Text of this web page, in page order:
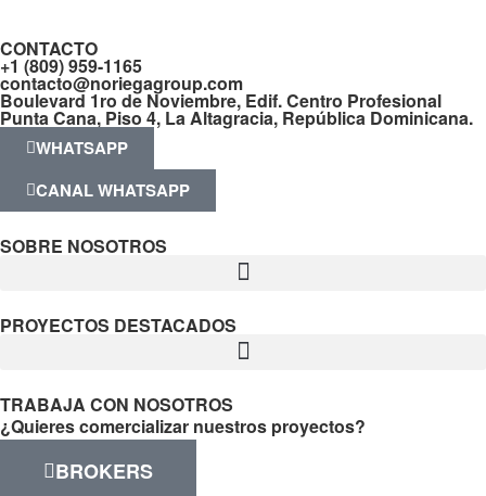
CONTACTO
+1 (809) 959-1165
contacto@noriegagroup.com
Boulevard 1ro de Noviembre, Edif. Centro Profesional
Punta Cana, Piso 4, La Altagracia, República Dominicana.
WHATSAPP
CANAL WHATSAPP
SOBRE NOSOTROS
PROYECTOS DESTACADOS
TRABAJA CON NOSOTROS
¿Quieres comercializar nuestros proyectos?
BROKERS